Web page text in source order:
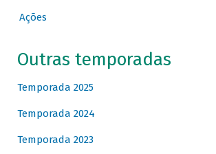
Ações
Outras temporadas
Temporada 2025
Temporada 2024
Temporada 2023